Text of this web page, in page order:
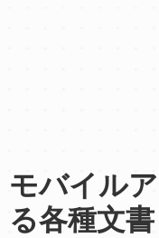
モバイル
る各種文書